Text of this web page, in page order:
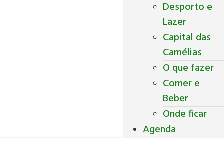
Desporto e
Lazer
Capital das
Camélias
O que fazer
Comer e
Beber
Onde ficar
Agenda